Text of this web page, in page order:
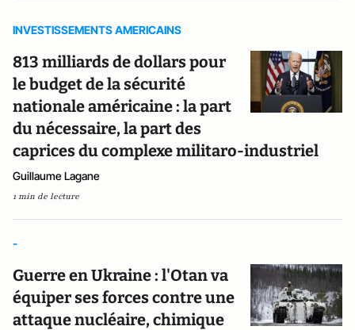
INVESTISSEMENTS AMERICAINS
813 milliards de dollars pour
le budget de la sécurité
nationale américaine : la part
du nécessaire, la part des
caprices du complexe militaro-industriel
Guillaume Lagane
1 min de lecture
-
Guerre en Ukraine : l'Otan va
équiper ses forces contre une
attaque nucléaire, chimique